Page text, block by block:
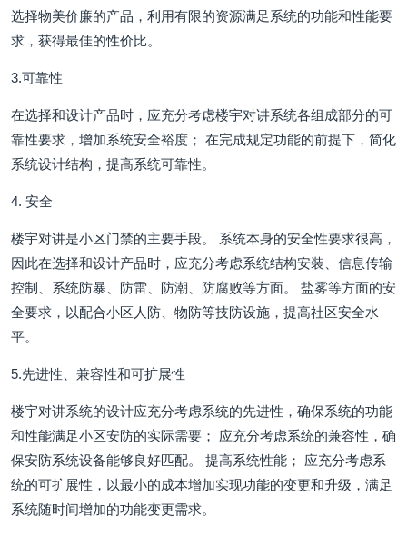
选择物美价廉的产品，利用有限的资源满足系统的功能和性能要
求，获得最佳的性价比。
3.可靠性
在选择和设计产品时，应充分考虑楼宇对讲系统各组成部分的可
靠性要求，增加系统安全裕度； 在完成规定功能的前提下，简化
系统设计结构，提高系统可靠性。
4. 安全
楼宇对讲是小区门禁的主要手段。 系统本身的安全性要求很高，
因此在选择和设计产品时，应充分考虑系统结构安装、信息传输
控制、系统防暴、防雷、防潮、防腐败等方面。 盐雾等方面的安
全要求，以配合小区人防、物防等技防设施，提高社区安全水
平。
5.先进性、兼容性和可扩展性
楼宇对讲系统的设计应充分考虑系统的先进性，确保系统的功能
和性能满足小区安防的实际需要； 应充分考虑系统的兼容性，确
保安防系统设备能够良好匹配。 提高系统性能； 应充分考虑系
统的可扩展性，以最小的成本增加实现功能的变更和升级，满足
系统随时间增加的功能变更需求。